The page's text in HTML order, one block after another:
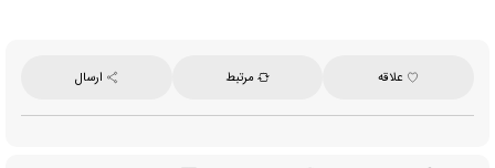
آلمانعلاقه مرتبط ارسال